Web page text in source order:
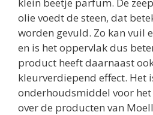
olie voedt de steen, dat
worden gevuld. Zo kan vuil
en is het oppervlak dus
product heeft daarnaast
kleurverdiepend effect. Het
onderhoudsmiddel voor
over de producten van